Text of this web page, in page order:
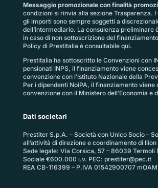
Messaggio promozionale con finalità
condizioni si rinvia alla sezione Trasparenza. I
gli importi sono sempre soggetti a
dell’intermediario. La consulenza preliminare
in caso di non sottoscrizione del
Policy di Prestitalia è consultabile qui.
Prestitalia ha sottoscritto le Convenzioni con
pensionati INPS, il finanziamento viene
convenzione con l’Istituto Nazionale della
Per i dipendenti NoiPA, il finanziamento viene
convenzione con il Ministero dell’Economia e
Dati societari
Prestiter S.p.A. – Società con Unico Socio –
all’attività di direzione e coordinamento di
Sede legale: Via Corsica, 57 – 86039 Termoli
Sociale €600.000 i.v. PEC: prestiter@pec.it
REA CB-116399 – P.IVA 01542900707